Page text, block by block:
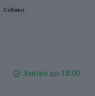
Собаки
Завтра до 18:00